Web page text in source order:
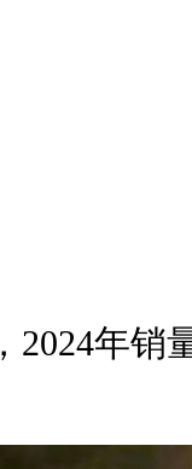
2024年销